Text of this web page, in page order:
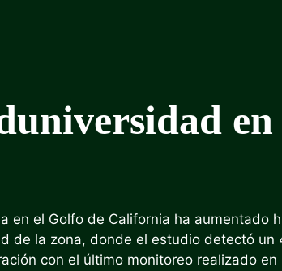
universidad en
en el Golfo de California ha aumentado
de la zona, donde el estudio detectó un
con el último monitoreo realizado